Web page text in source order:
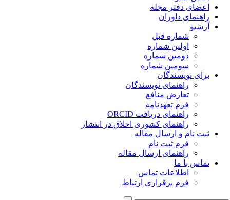
اعضای دفتر مجله
راهنمای داوران
آرشیو
شماره قبل
اولین شماره
دومین شماره
سومین شماره
برای نویسندگان
راهنمای نویسندگان
تعارض منافع
فرم تعهدنامه
راهنمای دریافت ORCID
راهنمای کشوری اخلاق در انتشار
ثبت نام و ارسال مقاله
فرم ثبت نام
راهنمای ارسال مقاله
تماس با ما
اطلاعات تماس
فرم برقراری ارتباط